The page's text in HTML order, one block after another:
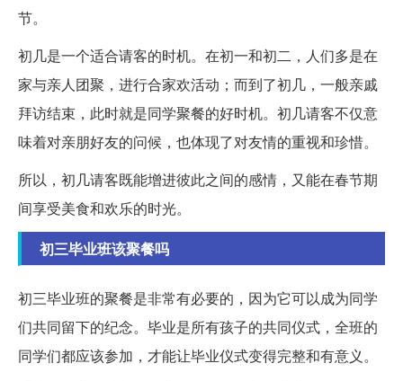
节。
初几是一个适合请客的时机。在初一和初二，人们多是在
家与亲人团聚，进行合家欢活动；而到了初几，一般亲戚
拜访结束，此时就是同学聚餐的好时机。初几请客不仅意
味着对亲朋好友的问候，也体现了对友情的重视和珍惜。
所以，初几请客既能增进彼此之间的感情，又能在春节期
间享受美食和欢乐的时光。
初三毕业班该聚餐吗
初三毕业班的聚餐是非常有必要的，因为它可以成为同学
们共同留下的纪念。毕业是所有孩子的共同仪式，全班的
同学们都应该参加，才能让毕业仪式变得完整和有意义。